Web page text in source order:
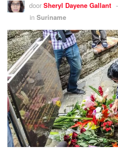
door Sheryl Dayene Gallant
in Suriname